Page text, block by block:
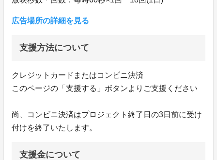
広告場所の詳細を見る
支援方法について
クレジットカードまたはコンビニ決済
このページの「支援する」ボタンよりご支援ください
尚、コンビニ決済はプロジェクト終了日の3日前に受け
付けを終了いたします。
支援金について